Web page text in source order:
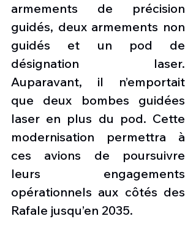
armements de précision
guidés, deux armements non
guidés et un pod de
désignation laser.
Auparavant, il n’emportait
que deux bombes guidées
laser en plus du pod. Cette
modernisation permettra à
ces avions de poursuivre
leurs engagements
opérationnels aux côtés des
Rafale jusqu’en 2035.